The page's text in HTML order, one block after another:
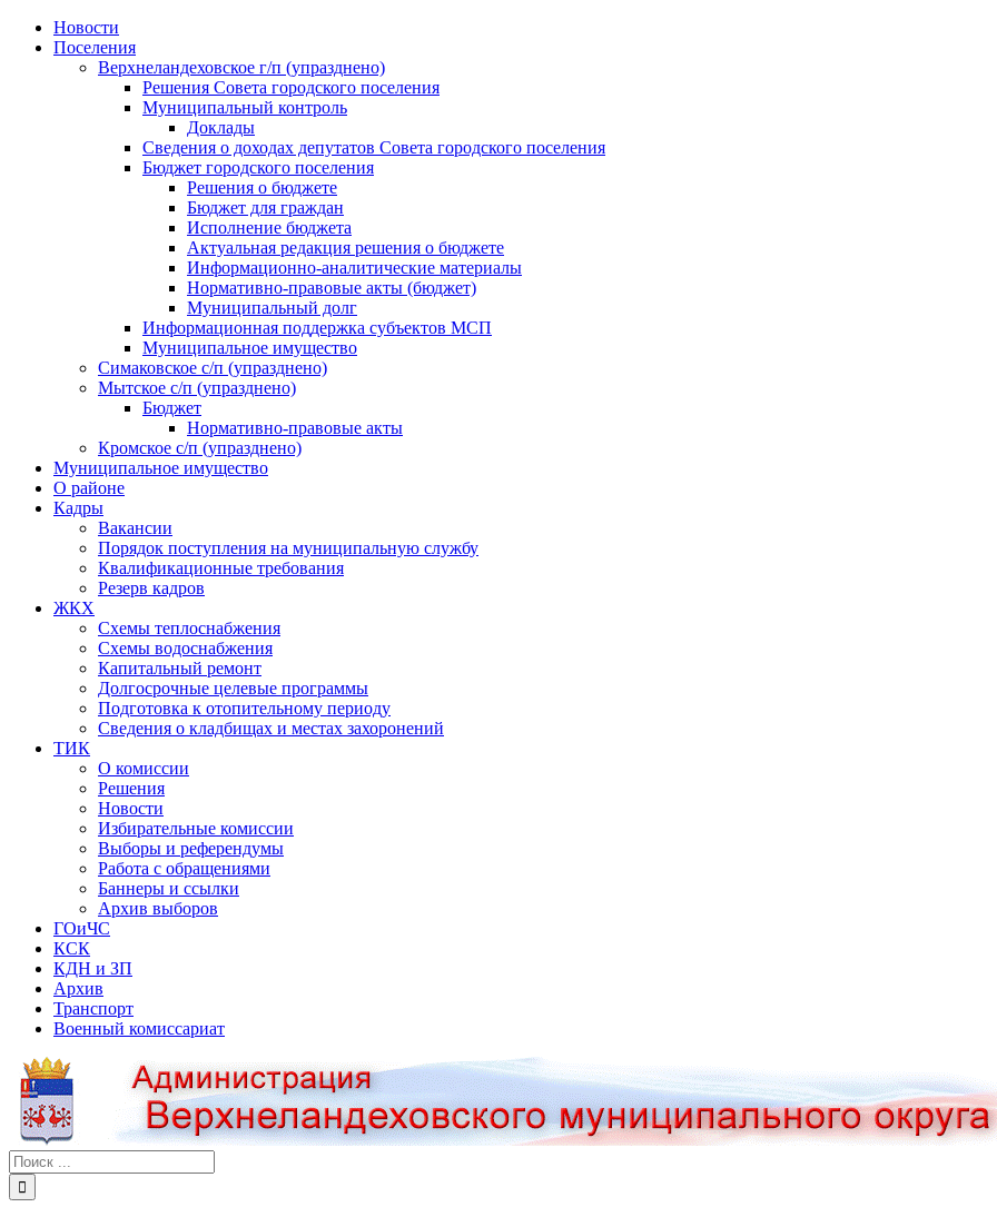
Skip
Новости
Поселения
Верхнеландеховское г/п (упразднено)
Решения Совета городского поселения
Муниципальный контроль
Доклады
Сведения о доходах депутатов Совета городского поселения
Бюджет городского поселения
Решения о бюджете
Бюджет для граждан
Исполнение бюджета
Актуальная редакция решения о бюджете
Информационно-аналитические материалы
Нормативно-правовые акты (бюджет)
Муниципальный долг
Информационная поддержка субъектов МСП
Муниципальное имущество
Симаковское с/п (упразднено)
Мытское с/п (упразднено)
Бюджет
Нормативно-правовые акты
Кромское с/п (упразднено)
Муниципальное имущество
О районе
Кадры
Вакансии
Порядок поступления на муниципальную службу
Квалификационные требования
Резерв кадров
ЖКХ
Схемы теплоснабжения
Схемы водоснабжения
Капитальный ремонт
Долгосрочные целевые программы
Подготовка к отопительному периоду
Сведения о кладбищах и местах захоронений
ТИК
О комиссии
Решения
Новости
Избирательные комиссии
Выборы и референдумы
Работа с обращениями
Баннеры и ссылки
Архив выборов
ГОиЧС
КСК
КДН и ЗП
Архив
Транспорт
Военный комиссариат
Результат
поиска: